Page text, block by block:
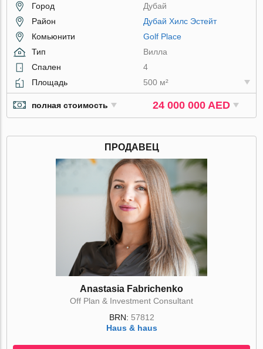
Город
Дубай
Район
Дубай Хилс Эстейт
Комьюнити
Golf Place
Тип
Вилла
Спален
4
Площадь
500 м²
полная стоимость 24 000 000 AED
ПРОДАВЕЦ
Anastasia Fabrichenko
Off Plan & Investment Consultant
BRN: 57812
Haus & haus